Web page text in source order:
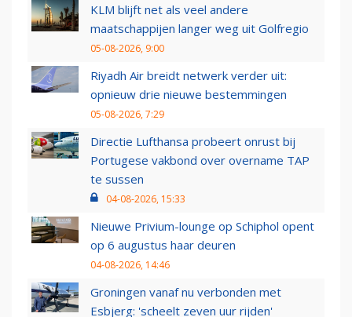
KLM blijft net als veel andere
maatschappijen langer weg uit Golfregio
05-08-2026, 9:00
Riyadh Air breidt netwerk verder uit:
opnieuw drie nieuwe bestemmingen
05-08-2026, 7:29
Directie Lufthansa probeert onrust bij
Portugese vakbond over overname TAP
te sussen
04-08-2026, 15:33
Nieuwe Privium-lounge op Schiphol opent
op 6 augustus haar deuren
04-08-2026, 14:46
Groningen vanaf nu verbonden met
Esbjerg: 'scheelt zeven uur rijden'